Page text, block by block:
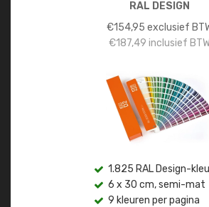
RAL DESIGN
€154,95 exclusief
€187,49 inclusief
1.825 RAL Design-
6 x 30 cm, semi-mat
9 kleuren per pagina